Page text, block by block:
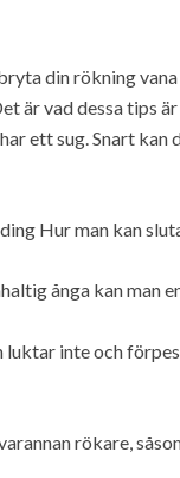
din rökning
är vad dessa tips
ett sug. Snart kan
Hur man kan
ånga kan man
inte och
rökare,